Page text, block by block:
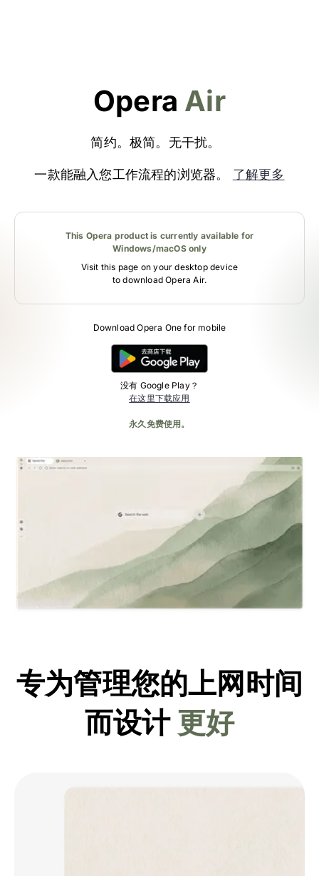
Opera Air
简约。极简。无干扰。
一款能融入您工作流程的浏览器。 了解更多
This Opera product is currently available for
Windows/macOS only
Visit this page on your desktop device
to download Opera Air.
Download Opera One for mobile
没有 Google Play？
在这里下载应用
永久免费使用。
专为管理您的上网时间
而设计 更好